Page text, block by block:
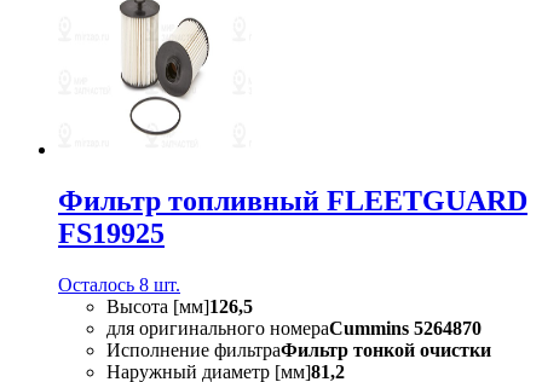
Фильтр топливный FLEETGUARD
FS19925
Осталось 8 шт.
Высота [мм]126,5
для оригинального номераCummins 5264870
Исполнение фильтраФильтр тонкой очистки
Наружный диаметр [мм]81,2